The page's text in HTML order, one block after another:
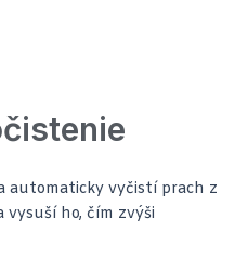
automaticky vyčistí prach z
vysuší ho, čím zvýši